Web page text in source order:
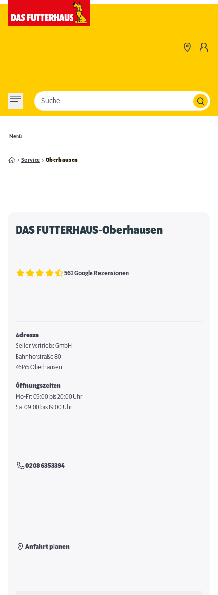
Menü
Suche
Service Oberhausen
DAS FUTTERHAUS-Oberhausen
563 Google Rezensionen
Adresse
Seiler Vertriebs GmbH
Bahnhofstraße 80
46145 Oberhausen
Öffnungszeiten
Mo-Fr: 09:00 bis 20:00 Uhr
Sa: 09:00 bis 19:00 Uhr
0208 6353394
Anfahrt planen